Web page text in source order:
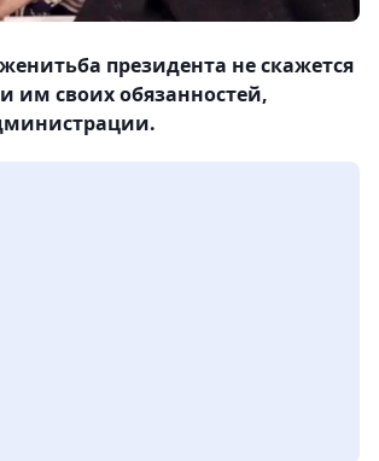
президента не скажется
им своих обязанностей,